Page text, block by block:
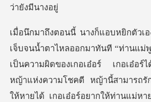
ดของเกอเอ๋อร์ เกอเอ๋อร์
หญ้าแห่งความโชคดี หญ้านี้สามารถรั
ให้หายได้ เกอเอ๋อร์อยากให้ท